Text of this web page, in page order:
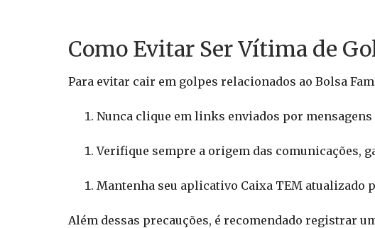
Como Evitar Ser Vítima de
Para evitar cair em golpes relacionados ao Bolsa
Nunca clique em links enviados por
Verifique sempre a origem das comunicações,
Mantenha seu aplicativo Caixa TEM atualizado
Além dessas precauções, é recomendado registrar